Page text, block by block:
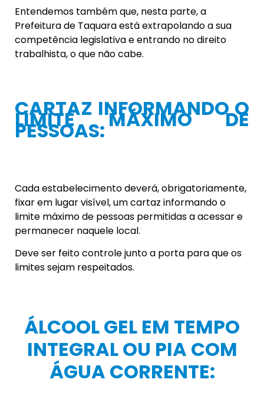
Entendemos também que, nesta parte, a
Prefeitura de Taquara está extrapolando a sua
competência legislativa e entrando no direito
trabalhista, o que não cabe.
CARTAZ INFORMANDO O
LIMITE MÁXIMO DE
PESSOAS:
Cada estabelecimento deverá, obrigatoriamente,
fixar em lugar visível, um cartaz informando o
limite máximo de pessoas permitidas a acessar e
permanecer naquele local.
Deve ser feito controle junto a porta para que os
limites sejam respeitados.
ÁLCOOL GEL EM TEMPO
INTEGRAL OU PIA COM
ÁGUA CORRENTE: